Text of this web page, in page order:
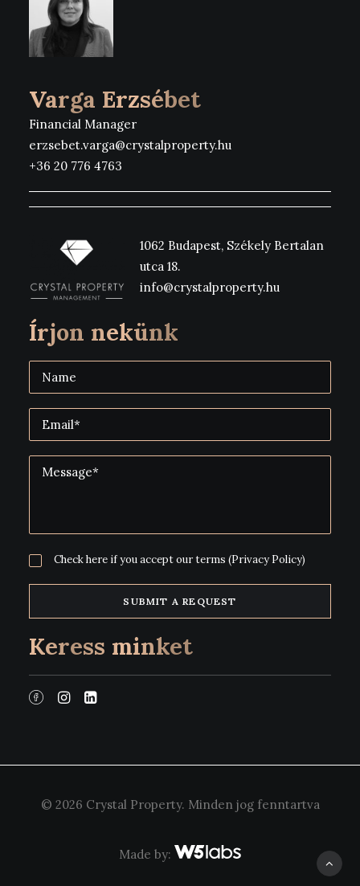
Varga Erzsébet
Financial Manager
erzsebet.varga@crystalproperty.hu
+36 20 776 4763
1062 Budapest, Székely Bertalan
utca 18.
info@crystalproperty.hu
Írjon nekünk
Check here if you accept our terms(Privacy Policy)
Keress minket
© 2026 Crystal Property. Minden jog fenntartva
Made by: